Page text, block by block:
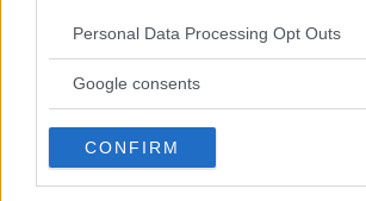
Please note that this website/app uses one
not limited to your visit or usage behaviour.
use your data for below specified purposes
consent section.
Personal Data Processing Opt Outs
Google consents
CONFIRM
presa lo stesso!
Continua a leggere dopo la pubblicità
Zelanti e, soprattutto,